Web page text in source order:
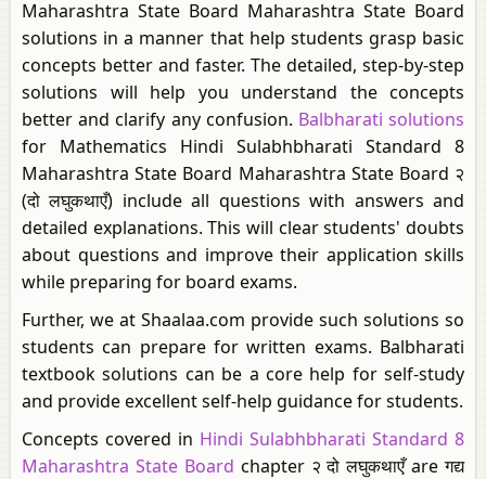
Maharashtra State Board Maharashtra State Board
solutions in a manner that help students grasp basic
concepts better and faster. The detailed, step-by-step
solutions will help you understand the concepts
better and clarify any confusion. Balbharati solutions
for Mathematics Hindi Sulabhbharati Standard 8
Maharashtra State Board Maharashtra State Board २
(दो लघुकथाएँ) include all questions with answers and
detailed explanations. This will clear students' doubts
about questions and improve their application skills
while preparing for board exams.
Further, we at Shaalaa.com provide such solutions so
students can prepare for written exams. Balbharati
textbook solutions can be a core help for self-study
and provide excellent self-help guidance for students.
Concepts covered in Hindi Sulabhbharati Standard 8
Maharashtra State Board chapter २ दो लघुकथाएँ are गद्य